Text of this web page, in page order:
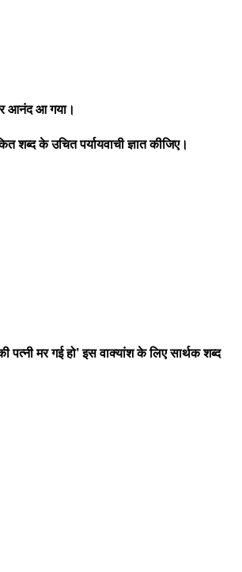
आनंद आ गया।
शब्द के उचित पर्यायवाची ज्ञात कीजिए।
पत्नी मर गई हो’ इस वाक्यांश के लिए सार्थक शब्द